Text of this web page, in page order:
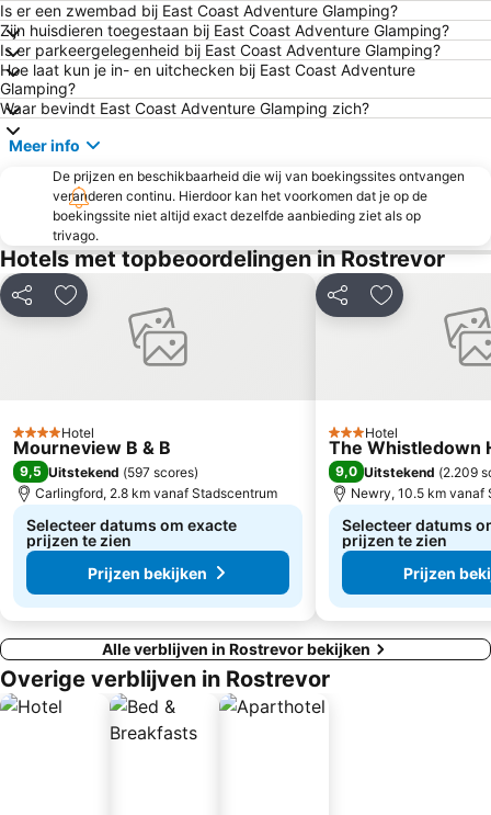
Is er een zwembad bij East Coast Adventure Glamping?
Zijn huisdieren toegestaan bij East Coast Adventure Glamping?
Is er parkeergelegenheid bij East Coast Adventure Glamping?
Hoe laat kun je in- en uitchecken bij East Coast Adventure
Glamping?
Waar bevindt East Coast Adventure Glamping zich?
Meer info
De prijzen en beschikbaarheid die wij van boekingssites ontvangen
veranderen continu. Hierdoor kan het voorkomen dat je op de
boekingssite niet altijd exact dezelfde aanbieding ziet als op
trivago.
Hotels met topbeoordelingen in Rostrevor
Delen Toevoegen aan favorieten
4 SterrenHotel
Mourneview B & B
9,5 Uitstekend (597 scores)
Carlingford, 2.8 km vanaf Stadscentrum
Selecteer datums om exacte
prijzen te zien
Prijzen bekijken
Delen Toevoegen
3 Sterren
Hotel
The Whistledown
9,0 Uitstekend (2.209
Newry, 10.5 km vanaf
Selecteer datums
prijzen te zien
Prijzen
Alle verblijven in Rostrevor bekijken
Overige verblijven in Rostrevor